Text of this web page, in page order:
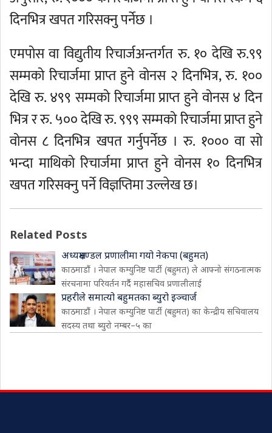
दिनभित्र खपत गरिसक्नु पर्नेछ ।
एमपोस वा विद्युतीय रिचार्जअन्तर्गत रु. १० देखि रु.९९
सम्मको रिचार्जमा प्राप्त हुने वोनस २ दिनभित्र, रु. १००
देखि रु. ४९९ सम्मको रिचार्जमा प्राप्त हुने वोनस ४ दिन
भित्र र रु. ५०० देखि रु. ९९९ सम्मको रिचार्जमा प्राप्त हुने
वोनस ८ दिनभित्र खपत गर्नुपर्नेछ । रु. १००० वा सो
भन्दा माथिको रिचार्जमा प्राप्त हुने वोनस १० दिनभित्र
खपत गरिसक्नु पर्ने विज्ञप्तिमा उल्लेख छ।
Related Posts
अध्यक्षमण्डल प्रणालीमा गयो नेकपा (बहुमत)
काठमाडौं । नेपाल कम्युनिष्ट पार्टी (बहुमत) ले आफ्नो संगठनात्मक
संरचनामा परिवर्तन गर्दै महासचिव प्रणालीलाई
प्रहरीले समात्यो बहुमतका ब्युरो इञ्चार्ज
काठमाडौं । नेपाल कम्युनिष्ट पार्टी (बहुमत) का केन्द्रीय सचिवालय
सदस्य तथा ब्युरो नम्बर–५ का